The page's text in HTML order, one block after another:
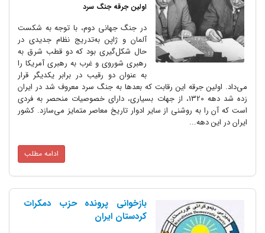
اولین جرقه جنگ سرد
در جنگ جهانی دوم، با توجه به شکست
آلمان و ژاپن به‌تدریج نظام جدیدی در
حال شکل‌گیری بود که دو قطب شرق به
رهبری شوروی و غرب به رهبری آمریکا را
به عنوان دو رقیب در برابر یکدیگر قرار
این رقابت که بعدها به جنگ سرد معروف شد در ایران
زده شد دهه 1320، از جهات بسیاری، دارای خصوصیات منحصر به فردی
روشنی از سایر ادوار تاریخ معاصر متمایز می‌سازد. کشور
بازخوانی پرونده حزب دمکرات
کردستان ایران